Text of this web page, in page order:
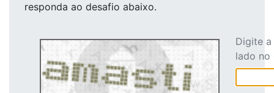
responda ao desafio abaixo.
Digite
lado no